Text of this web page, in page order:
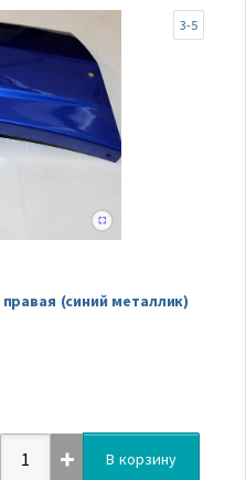
(синий металлик)
3-5
В корзину